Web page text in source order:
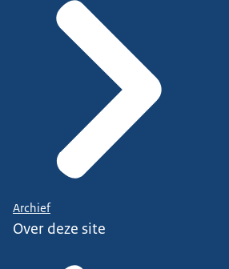
Archief
Over deze site